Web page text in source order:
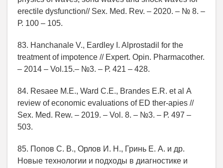
erectile dysfunction// Seх. Med. Rev. – 2020. – № 8. –
Р. 100 – 105.
83. Hanchanale V., Eardley I. Alprostadil for the
treatment of impotencе // Expert. Opin. Pharmacother.
– 2014 – Vol.15.– №3. – Р. 421 – 428.
84. Resaee M.E., Ward C.E., Brandes E.R. et al А
review of economic evaluations of ED ther-apies //
Sex. Мed. Rew. – 2019. – Vol. 8. – №3. – Р. 497 –
503.
85. Попов С. В., Орлов И. Н., Гринь Е. А. и др.
Новые технологии и подходы в диагностике и